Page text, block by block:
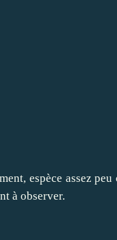
espèce assez
à observer.